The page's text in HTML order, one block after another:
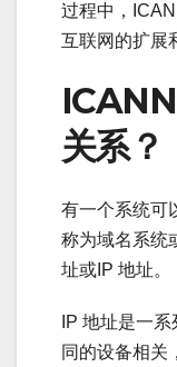
过程中，
互联网的扩展
关系？
有一个系统可
称为域名系统
址或IP 地址。
IP 地址是一
同的设备相关